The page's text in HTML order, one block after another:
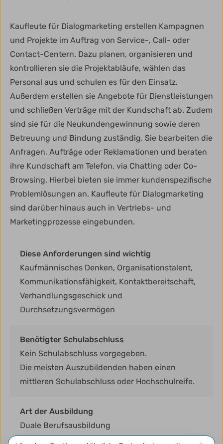
Kaufleute für Dialogmarketing erstellen Kampagnen
und Projekte im Auftrag von Service-, Call- oder
Contact-Centern. Dazu planen, organisieren und
kontrollieren sie die Projektabläufe, wählen das
Personal aus und schulen es für den Einsatz.
Außerdem erstellen sie Angebote für Dienstleistungen
und schließen Verträge mit der Kundschaft ab. Zudem
sind sie für die Neukundengewinnung sowie deren
Betreuung und Bindung zuständig. Sie bearbeiten die
Anfragen, Aufträge oder Reklamationen und beraten
ihre Kundschaft am Telefon, via Chatting oder Co-
Browsing. Hierbei bieten sie immer kundenspezifische
Problemlösungen an. Kaufleute für Dialogmarketing
sind darüber hinaus auch in Vertriebs- und
Marketingprozesse eingebunden.
Diese Anforderungen sind wichtig
Kaufmännisches Denken, Organisationstalent,
Kommunikationsfähigkeit, Kontaktbereitschaft,
Verhandlungsgeschick und
Durchsetzungsvermögen
Benötigter Schulabschluss
Kein Schulabschluss vorgegeben.
Die meisten Auszubildenden haben einen
mittleren Schulabschluss oder Hochschulreife.
Art der Ausbildung
Duale Berufsausbildung